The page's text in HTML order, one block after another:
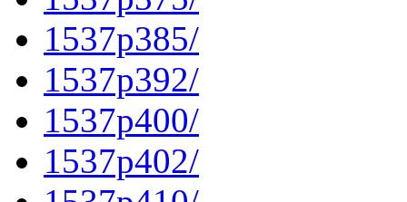
1537p385/
1537p392/
1537p400/
1537p402/